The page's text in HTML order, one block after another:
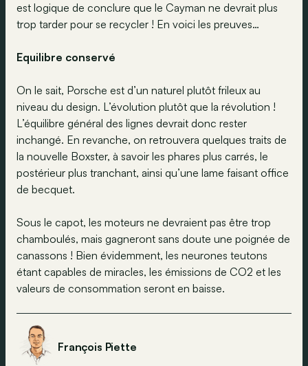
est logique de conclure que le Cayman ne devrait plus
trop tarder pour se recycler ! En voici les preuves…
Equilibre conservé
On le sait, Porsche est d’un naturel plutôt frileux au
niveau du design. L’évolution plutôt que la révolution !
L’équilibre général des lignes devrait donc rester
inchangé. En revanche, on retrouvera quelques traits de
la nouvelle Boxster, à savoir les phares plus carrés, le
postérieur plus tranchant, ainsi qu’une lame faisant office
de becquet.
Sous le capot, les moteurs ne devraient pas être trop
chamboulés, mais gagneront sans doute une poignée de
canassons ! Bien évidemment, les neurones teutons
étant capables de miracles, les émissions de CO2 et les
valeurs de consommation seront en baisse.
François Piette